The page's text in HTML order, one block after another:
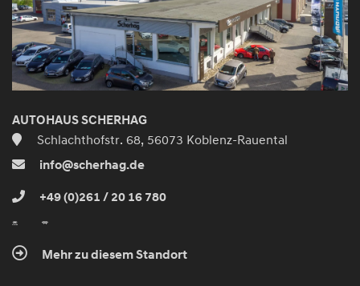
aktivieren
AUTOHAUS SCHERHAG
Schlachthofstr. 68, 56073 Koblenz-Rauental
info@scherhag.de
+49 (0)261 / 20 16 780
Mehr zu diesem Standort